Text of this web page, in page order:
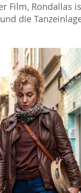
Film, Rondallas
die